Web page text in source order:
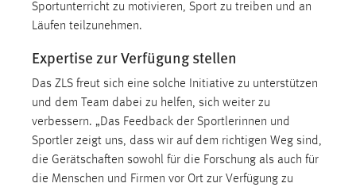
Sportunterricht zu motivieren, Sport zu treiben und an
Läufen teilzunehmen.
Expertise zur Verfügung stellen
Das ZLS freut sich eine solche Initiative zu unterstützen
und dem Team dabei zu helfen, sich weiter zu
verbessern. „Das Feedback der Sportlerinnen und
Sportler zeigt uns, dass wir auf dem richtigen Weg sind,
die Gerätschaften sowohl für die Forschung als auch für
die Menschen und Firmen vor Ort zur Verfügung zu